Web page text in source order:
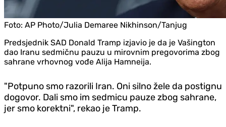
Foto: AP Photo/Julia Demaree Nikhinson/Tanjug
Predsjednik SAD Donald Tramp izjavio je da je Vašington
dao Iranu sedmičnu pauzu u mirovnim pregovorima zbog
sahrane vrhovnog vođe Alija Hamneija.
"Potpuno smo razorili Iran. Oni silno žele da postignu
dogovor. Dali smo im sedmicu pauze zbog sahrane,
jer smo korektni", rekao je Tramp.